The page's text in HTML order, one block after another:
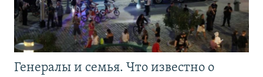
Генералы и семья. Что известно о